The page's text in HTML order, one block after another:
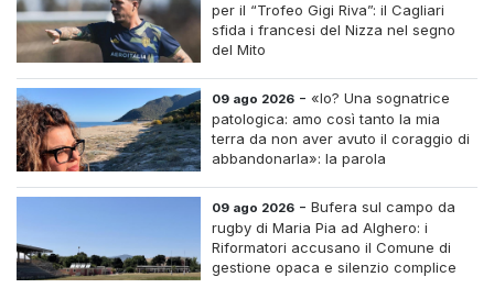
per il “Trofeo Gigi Riva”: il Cagliari
sfida i francesi del Nizza nel segno
del Mito
09 ago 2026 - «Io? Una sognatrice
patologica: amo così tanto la mia
terra da non aver avuto il coraggio di
abbandonarla»: la parola
09 ago 2026 -Bufera sul campo da
rugby di Maria Pia ad Alghero: i
Riformatori accusano il Comune di
gestione opaca e silenzio complice